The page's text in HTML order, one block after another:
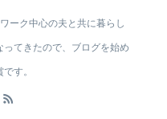
ーク中心の夫と共に暮らし
てきたので、ブログを始め
す。